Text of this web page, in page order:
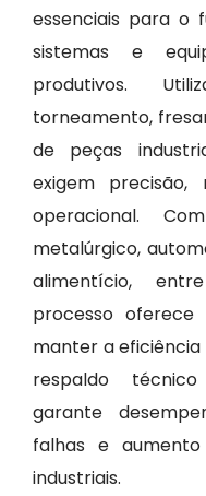
essenciais para o
sistemas e
produtivos.
torneamento,
de peças
exigem precisão,
operacional.
metalúrgico,
alimentício,
processo
manter a eficiência
respaldo
garante
falhas e
industriais.